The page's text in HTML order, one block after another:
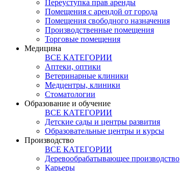
Переуступка прав аренды
Помещения с арендой от города
Помещения свободного назначения
Производственные помещения
Торговые помещения
Медицина
ВСЕ КАТЕГОРИИ
Аптеки, оптики
Ветеринарные клиники
Медцентры, клиники
Стоматологии
Образование и обучение
ВСЕ КАТЕГОРИИ
Детские сады и центры развития
Образовательные центры и курсы
Производство
ВСЕ КАТЕГОРИИ
Деревообрабатывающее производство
Карьеры